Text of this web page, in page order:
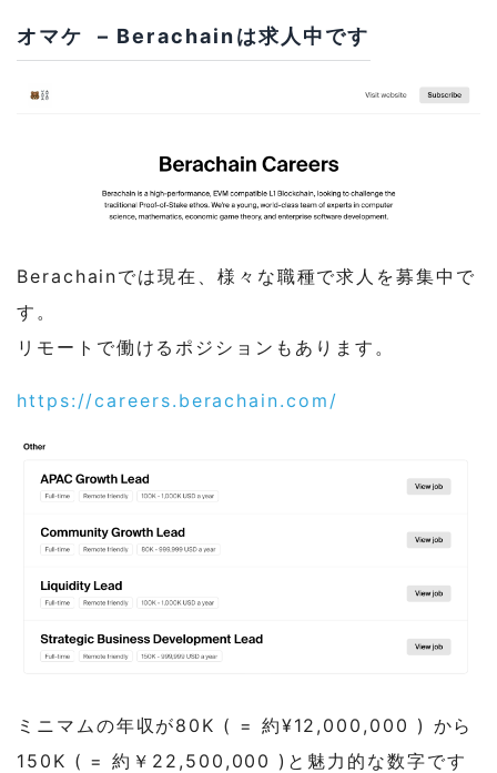
オマケ – Berachainは求人中です
Berachainでは現在、様々な職種で求人を募集中で
す。
リモートで働けるポジションもあります。
https://careers.berachain.com/
ミニマムの年収が80K ( = 約¥12,000,000 ) から
150K ( = 約￥22,500,000 )と魅力的な数字です